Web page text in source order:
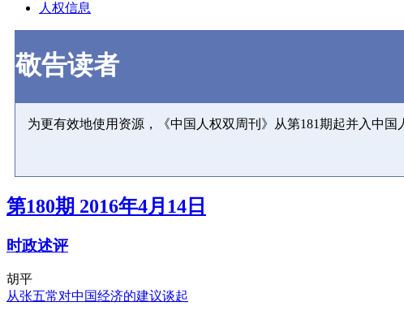
人权信息
敬告读者
为更有效地使用资源，《中国人权双周刊》从第181期起并入中国
第180期 2016年4月14日
时政述评
胡平
从张五常对中国经济的建议谈起